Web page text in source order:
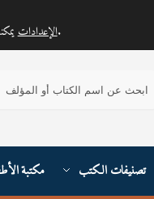
تصنيفات الكتب مكتبة
يمكنك معرفة المزيد حول ملفات تعريف الارتباط التي نستخدمها أو إيقاف تشغيلها فيالإعدادات.